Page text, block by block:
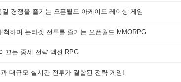
경쟁을 즐기는 오픈월드 아케이드 레이싱 게임
척하며 논타겟 전투를 즐기는 오픈월드 MMORPG
끄는 중세 전략 액션 RPG
대규모 실시간 전투가 결합된 전략 게임!